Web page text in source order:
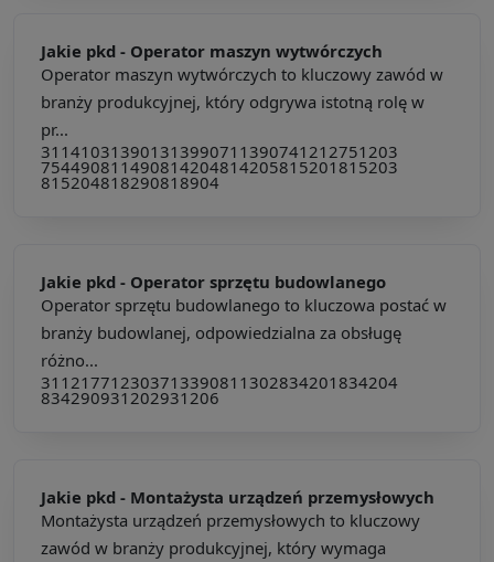
Jakie pkd - Operator maszyn wytwórczych
Operator maszyn wytwórczych to kluczowy zawód w
branży produkcyjnej, który odgrywa istotną rolę w
pr...
311410313901313990711390741212751203
754490811490814204814205815201815203
815204818290818904
Jakie pkd - Operator sprzętu budowlanego
Operator sprzętu budowlanego to kluczowa postać w
branży budowlanej, odpowiedzialna za obsługę
różno...
311217712303713390811302834201834204
834290931202931206
Jakie pkd - Montażysta urządzeń przemysłowych
Montażysta urządzeń przemysłowych to kluczowy
zawód w branży produkcyjnej, który wymaga